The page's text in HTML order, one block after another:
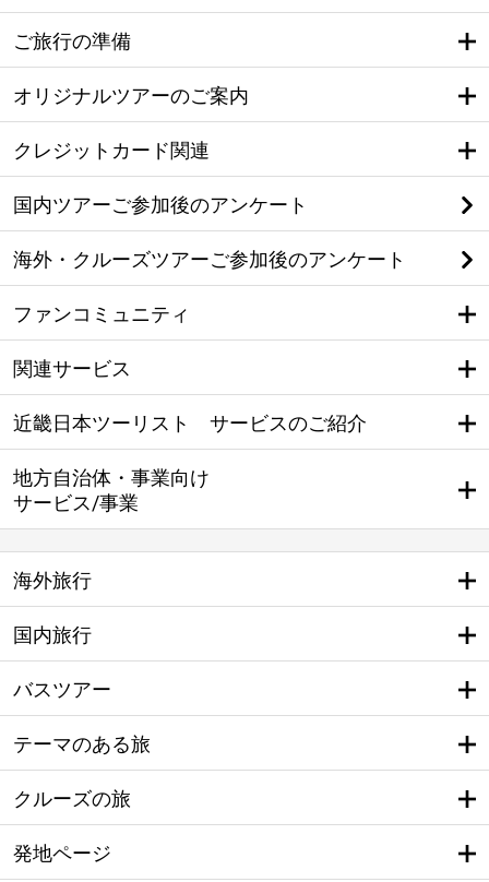
ご旅行の準備
オリジナルツアーのご案内
クレジットカード関連
国内ツアーご参加後のアンケート
海外・クルーズツアーご参加後のアンケート
ファンコミュニティ
関連サービス
近畿日本ツーリスト サービスのご紹介
地方自治体・事業向け
サービス/事業
海外旅行
国内旅行
バスツアー
テーマのある旅
クルーズの旅
発地ページ